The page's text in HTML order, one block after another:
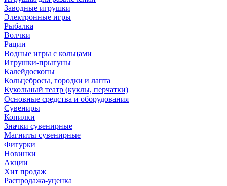
Заводные игрушки
Электронные игры
Рыбалка
Волчки
Рации
Водные игры с кольцами
Игрушки-прыгуны
Калейдоскопы
Кольцебросы, городки и лапта
Кукольный театр (куклы, перчатки)
Основные средства и оборудования
Сувениры
Копилки
Значки сувенирные
Магниты сувенирные
Фигурки
Новинки
Акции
Хит продаж
Распродажа-уценка